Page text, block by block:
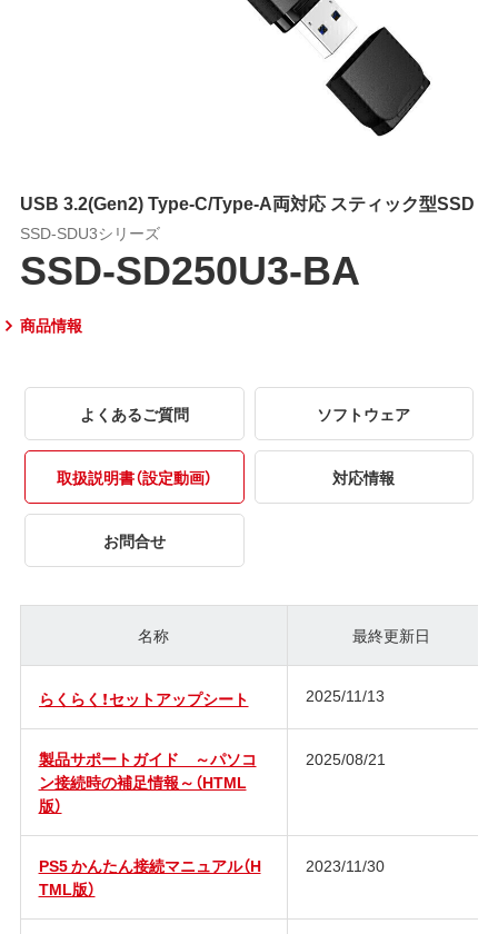
USB 3.2(Gen2) Type-C/Type-A両対応 スティック型SSD
SSD-SDU3シリーズ
SSD-SD250U3-BA
商品情報
よくあるご質問 ソフトウェア
取扱説明書（設定動画） 対応情報
お問合せ
名称 最終更新日
らくらく！セットアップシート 2025/11/13
製品サポートガイド ～パソコ
ン接続時の補足情報～（HTML
版）
2025/08/21
PS5 かんたん接続マニュアル（H
TML版）
2023/11/30